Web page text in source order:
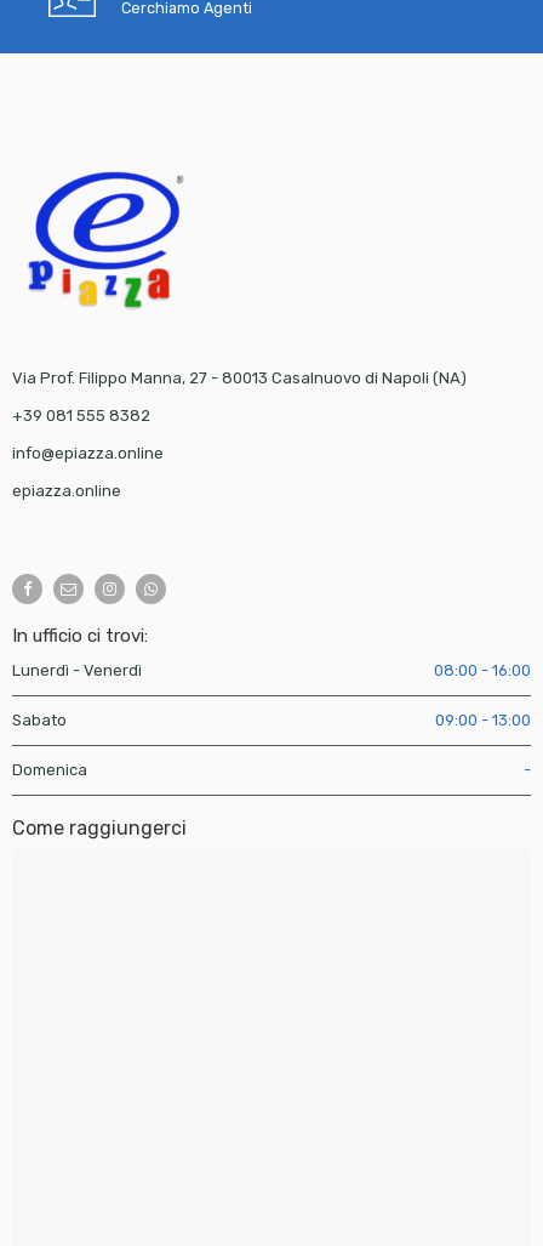
Cerchiamo Agenti
Via Prof. Filippo Manna, 27 - 80013 Casalnuovo di Napoli (NA)
+39 081 555 8382
info@epiazza.online
epiazza.online
In ufficio ci trovi:
Lunerdì - Venerdì 08:00 - 16:00
Sabato 09:00 - 13:00
Domenica -
Come raggiungerci